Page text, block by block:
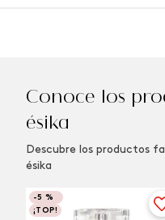
Conoce los
ésika
Descubre los productos
ésika
-5 %
¡TOP!